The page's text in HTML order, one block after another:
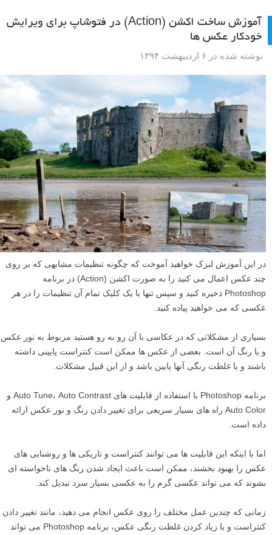
آموزش ساخت اکشن (Action) در فتوشاپ برای ویرایش
خودکار عکس ها
نوشته شده در ۶ اردیبهشت ۱۳۹۴
در این آموزش لنزک خواهید آموخت که چگونه تنظیمات مشابهی که بر روی
چند عکس اعمال می کنید را به صورت اکشن (Action) در برنامه
Photoshop ذخیره کنید و سپس تنها با یک کلیک تمام آن تنظیمات را در هر
عکسی که می خواهید پیاده کنید.
بسیاری از مشکلاتی که در عکاسی با آن رو به رو هستید مربوط به نور عکس
و یا رنگ آن است. بعضی از عکس ها ممکن است کنتراست پایینی داشته
باشند و یا غلظت رنگی آنها پایین باشد و از این قبیل مشکلات.
برنامه Photoshop با استفاده از قابلیت های Auto Tune، Auto Contrast و
Auto Color راه های بسیار سریعی برای تغییر دادن رنگ و نور عکس ارائه
داده است.
اما با اینکه این قابلیت ها می توانند کنتراست و تاریکی ها و روشنایی های
عکس را بهبود بخشند، ممکن است باعث ایجاد شدن رنگ های ناخواسته ای
بشوند که می تواند عکسی گرم را به عکسی بسیار سرد تبدیل کند.
زمانی که چندین عمل مختلف را روی عکس انجام می دهید، مانند تغییر دادن
کنتراست و یا زیاد کردن غلظت رنگی عکس، برنامه Photoshop می تواند